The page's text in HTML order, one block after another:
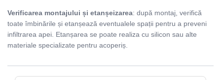
Verificarea montajului și etanșeizarea: după montaj, verifică
toate îmbinările și etanșează eventualele spații pentru a preveni
infiltrarea apei. Etanșarea se poate realiza cu silicon sau alte
materiale specializate pentru acoperiș.